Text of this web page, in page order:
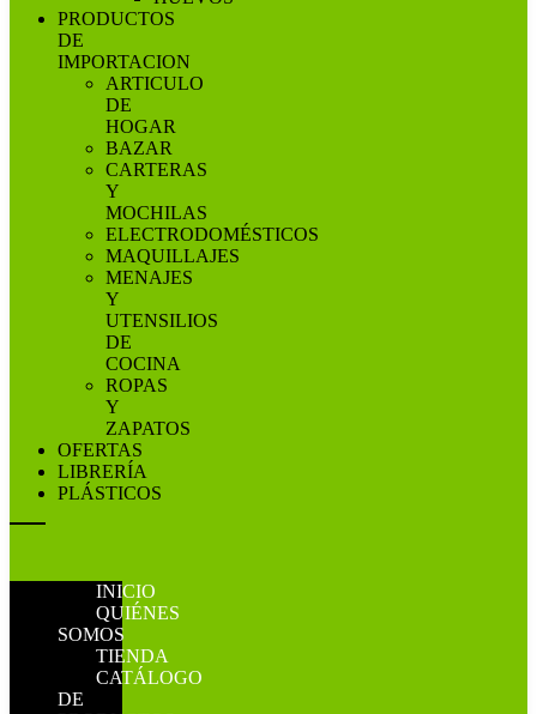
PRODUCTOS
DE
IMPORTACION
ARTICULO
DE
HOGAR
BAZAR
CARTERAS
Y
MOCHILAS
ELECTRODOMÉSTICOS
MAQUILLAJES
MENAJES
Y
UTENSILIOS
DE
COCINA
ROPAS
Y
ZAPATOS
OFERTAS
LIBRERÍA
PLÁSTICOS
INICIO
QUIÉNES
SOMOS
TIENDA
CATÁLOGO
DE